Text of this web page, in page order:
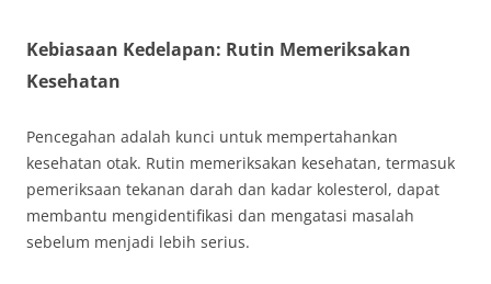
Kebiasaan Kedelapan: Rutin Memeriksakan
Kesehatan
Pencegahan adalah kunci untuk mempertahankan
kesehatan otak. Rutin memeriksakan kesehatan, termasuk
pemeriksaan tekanan darah dan kadar kolesterol, dapat
membantu mengidentifikasi dan mengatasi masalah
sebelum menjadi lebih serius.